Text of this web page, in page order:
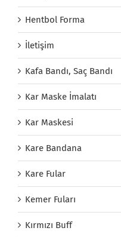
Hentbol Forma
İletişim
Kafa Bandı, Saç Bandı
Kar Maske İmalatı
Kar Maskesi
Kare Bandana
Kare Fular
Kemer Fuları
Kırmızı Buff